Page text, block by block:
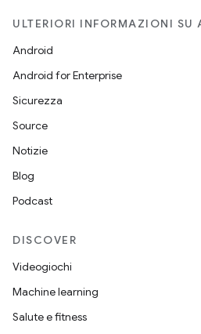
ULTERIORI INFORMAZIONI SU
Android
Android for Enterprise
Sicurezza
Source
Notizie
Blog
Podcast
DISCOVER
Videogiochi
Machine learning
Salute e fitness